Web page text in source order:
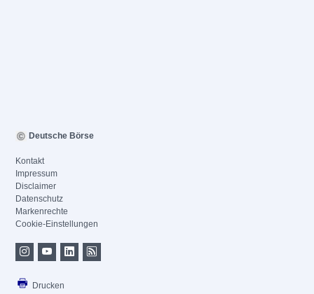
Deutsche Börse
Kontakt
Impressum
Disclaimer
Datenschutz
Markenrechte
Cookie-Einstellungen
Drucken